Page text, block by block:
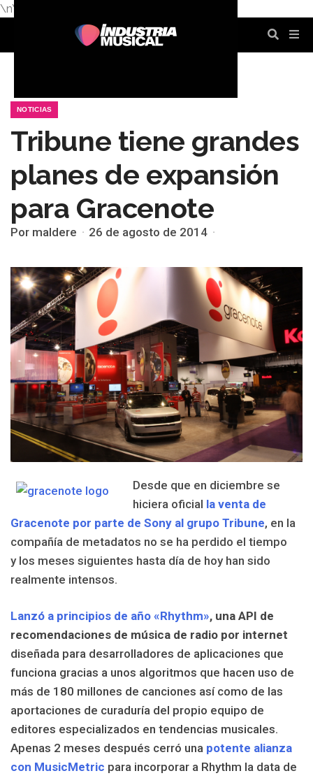
\n\n
NOTICIAS
Tribune tiene grandes
planes de expansión
para Gracenote
Por maldere 26 de agosto de 2014
Desde que en diciembre se
hiciera oficial la venta de
Gracenote por parte de Sony al grupo Tribune, en la
compañía de metadatos no se ha perdido el tiempo
y los meses siguientes hasta día de hoy han sido
realmente intensos.
Lanzó a principios de año «Rhythm», una API de
recomendaciones de música de radio por internet
diseñada para desarrolladores de aplicaciones que
funciona gracias a unos algoritmos que hacen uso de
más de 180 millones de canciones así como de las
aportaciones de curaduría del propio equipo de
editores especializados en tendencias musicales.
Apenas 2 meses después cerró una potente alianza
con MusicMetric para incorporar a Rhythm la data de